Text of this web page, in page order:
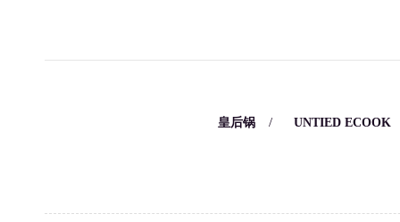
皇后锅 / UNTIED ECOOK